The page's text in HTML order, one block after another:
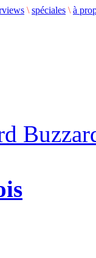
\ spéciales \ à